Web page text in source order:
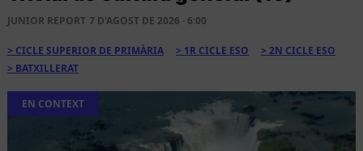
JUNIOR REPORT 7 D'AGOST DE 2026 · 6:00
CICLE SUPERIOR DE PRIMÀRIA 1R CICLE ESO
2N CICLE ESO
BATXILLERAT
EN CONTEXT